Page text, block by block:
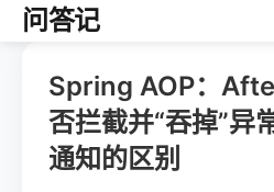
问答记
Spring AOP：
否拦截并“吞掉”异
通知的区别